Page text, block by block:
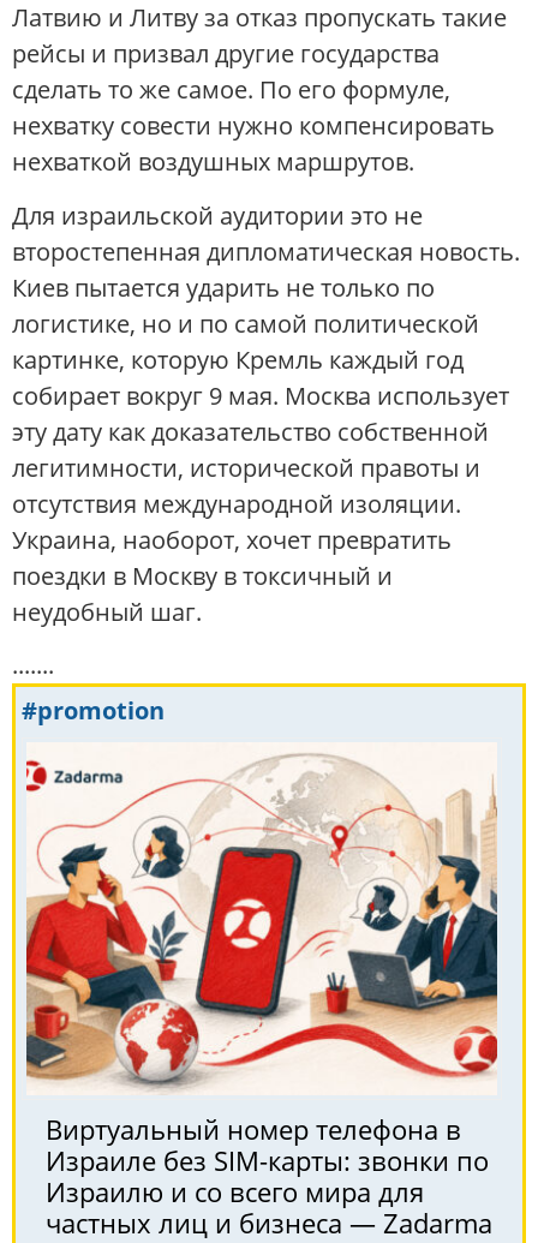
Латвию и Литву за отказ пропускать такие
рейсы и призвал другие государства
сделать то же самое. По его формуле,
нехватку совести нужно компенсировать
нехваткой воздушных маршрутов.
Для израильской аудитории это не
второстепенная дипломатическая новость.
Киев пытается ударить не только по
логистике, но и по самой политической
картинке, которую Кремль каждый год
собирает вокруг 9 мая. Москва использует
эту дату как доказательство собственной
легитимности, исторической правоты и
отсутствия международной изоляции.
Украина, наоборот, хочет превратить
поездки в Москву в токсичный и
неудобный шаг.
.......
#promotion
Виртуальный номер телефона в
Израиле без SIM-карты: звонки по
Израилю и со всего мира для
частных лиц и бизнеса — Zadarma